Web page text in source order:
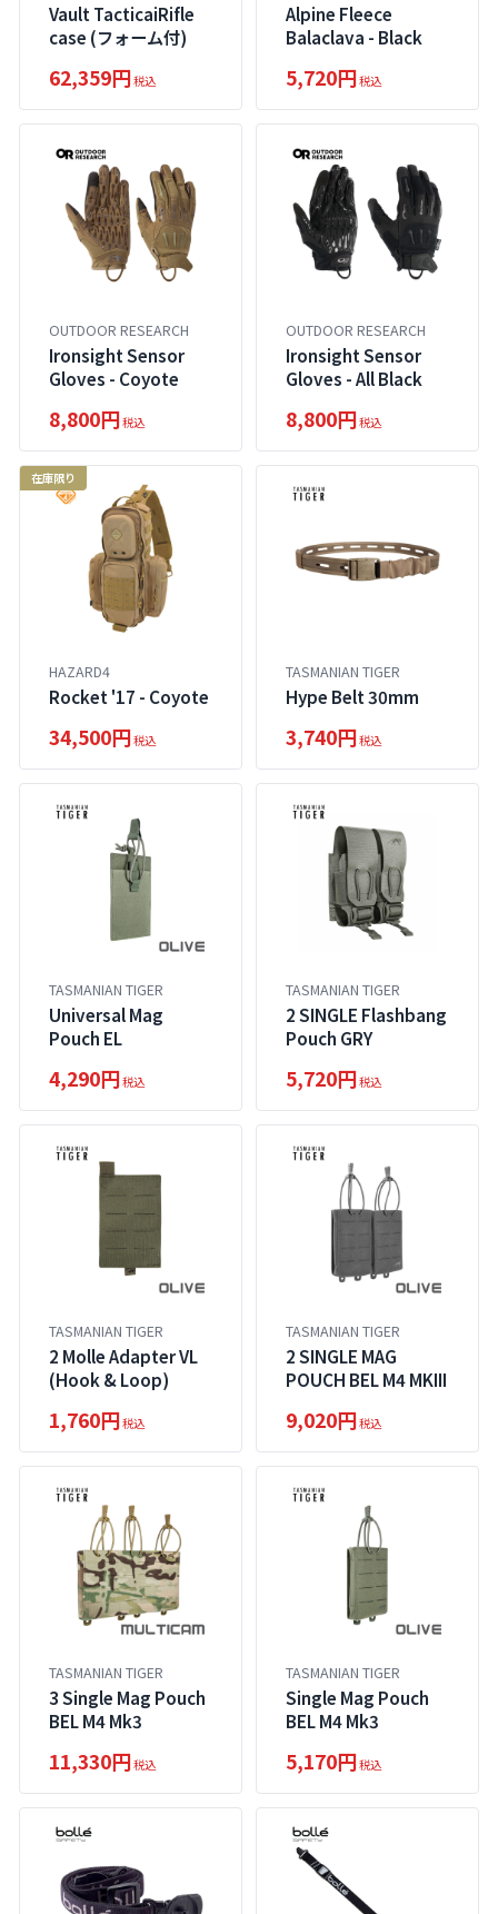
Vault TacticaiRifle
case (フォーム付)
62,359円税込
Alpine Fleece
Balaclava - Black
5,720円税込
OUTDOOR RESEARCH
Ironsight Sensor
Gloves - Coyote
8,800円税込
OUTDOOR RESEARCH
Ironsight Sensor
Gloves - All Black
8,800円税込
在庫限り
HAZARD4
Rocket '17 - Coyote
34,500円税込
TASMANIAN TIGER
Hype Belt 30mm
3,740円税込
TASMANIAN TIGER
Universal Mag
Pouch EL
4,290円税込
TASMANIAN TIGER
2 SINGLE Flashbang
Pouch GRY
5,720円税込
TASMANIAN TIGER
2 Molle Adapter VL
(Hook & Loop)
1,760円税込
TASMANIAN TIGER
2 SINGLE MAG
POUCH BEL M4 MKIII
9,020円税込
TASMANIAN TIGER
3 Single Mag Pouch
BEL M4 Mk3
11,330円税込
TASMANIAN TIGER
Single Mag Pouch
BEL M4 Mk3
5,170円税込